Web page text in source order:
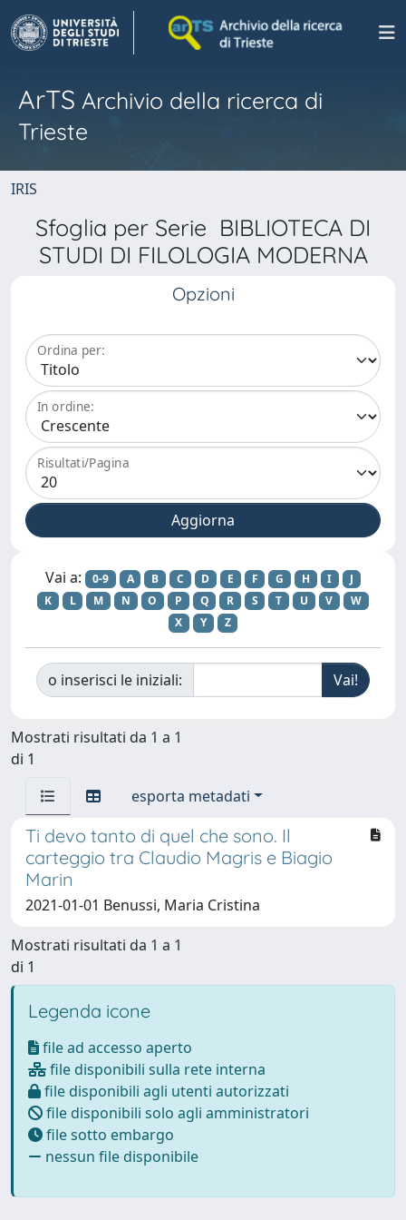
ArTS Archivio della ricerca di
Trieste
IRIS
Sfoglia per Serie BIBLIOTECA DI
STUDI DI FILOLOGIA MODERNA
Opzioni
Ordina per:
In ordine:
Risultati/Pagina
Vai a: 0-9 A B C D E F G H I
J
K
L M N O P Q R S T U V
W
X
Y Z
o inserisci le iniziali:
Mostrati risultati da 1 a 1
di 1
esporta metadati
Ti devo tanto di quel che sono. Il
carteggio tra Claudio Magris e Biagio
Marin
2021-01-01 Benussi, Maria Cristina
Mostrati risultati da 1 a 1
di 1
Legenda icone
file ad accesso aperto
file disponibili sulla rete interna
file disponibili agli utenti autorizzati
file disponibili solo agli amministratori
file sotto embargo
nessun file disponibile